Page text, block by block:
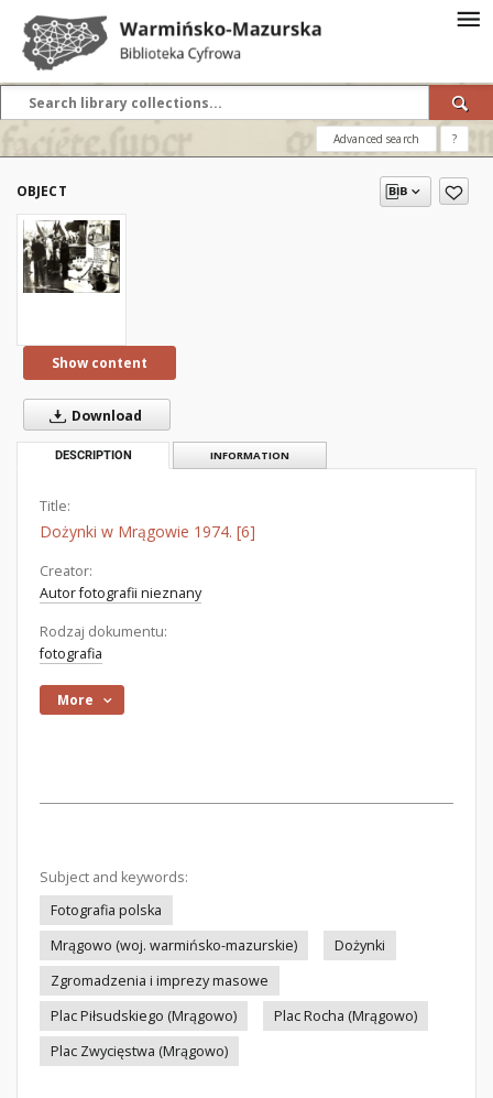
Advanced search ?
OBJECT
Show content
Download
DESCRIPTION INFORMATION
Title:
Dożynki w Mrągowie 1974. [6]
Creator:
Autor fotografii nieznany
Rodzaj dokumentu:
fotografia
More
Subject and keywords:
Fotografia polska
Mrągowo (woj. warmińsko-mazurskie)
Dożynki
Zgromadzenia i imprezy masowe
Plac Piłsudskiego (Mrągowo)
Plac Rocha (Mrągowo)
Plac Zwycięstwa (Mrągowo)